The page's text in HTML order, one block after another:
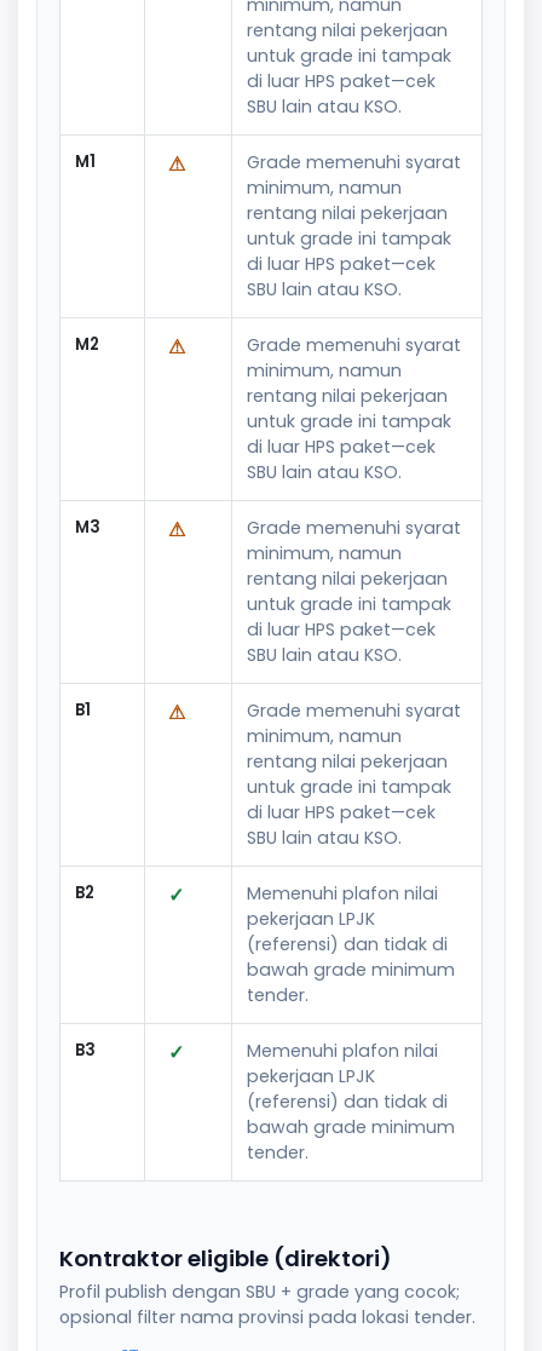
rentang nilai pekerjaan
untuk grade ini tampak
di luar HPS paket—cek
SBU lain atau KSO.
M1 ⚠
Grade memenuhi syarat
minimum, namun
rentang nilai pekerjaan
untuk grade ini tampak
di luar HPS paket—cek
SBU lain atau KSO.
M2 ⚠
Grade memenuhi syarat
minimum, namun
rentang nilai pekerjaan
untuk grade ini tampak
di luar HPS paket—cek
SBU lain atau KSO.
M3 ⚠
Grade memenuhi syarat
minimum, namun
rentang nilai pekerjaan
untuk grade ini tampak
di luar HPS paket—cek
SBU lain atau KSO.
B1 ⚠
Grade memenuhi syarat
minimum, namun
rentang nilai pekerjaan
untuk grade ini tampak
di luar HPS paket—cek
SBU lain atau KSO.
B2 ✓
Memenuhi plafon nilai
pekerjaan LPJK
(referensi) dan tidak di
bawah grade minimum
tender.
B3 ✓
Memenuhi plafon nilai
pekerjaan LPJK
(referensi) dan tidak di
bawah grade minimum
tender.
Kontraktor eligible (direktori)
Profil publish dengan SBU + grade yang cocok;
opsional filter nama provinsi pada lokasi tender.